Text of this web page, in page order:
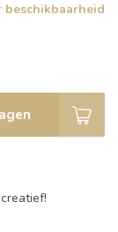
beschikbaarheid